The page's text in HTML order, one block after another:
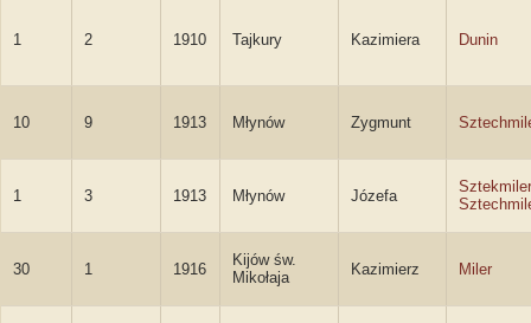
1 2 1910 Tajkury Kazimiera Dunin
10 9 1913 Młynów Zygmunt
1 3 1913 Młynów Józefa
Sztekmiler
30 1 1916
Kijów św.
Mikołaja
Kazimierz Miler